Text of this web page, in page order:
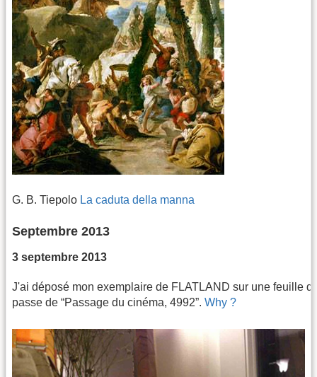
G. B. Tiepolo La caduta della manna
Septembre 2013
3 septembre 2013
J'ai déposé mon exemplaire de FLATLAND sur une feuille
passe de “Passage du cinéma, 4992”. Why ?